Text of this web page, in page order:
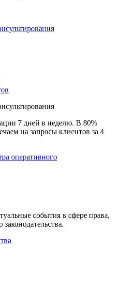
7 дней в неделю. В 80%
на запросы клиентов за 4
оперативного
события в сфере права,